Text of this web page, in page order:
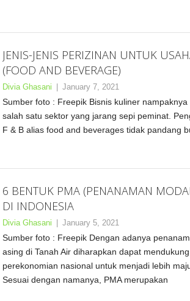
JENIS-JENIS PERIZINAN UNTUK
(FOOD AND BEVERAGE)
Divia Ghasani January 7, 2021
Sumber foto : Freepik Bisnis kuliner nampaknya
salah satu sektor yang jarang sepi peminat.
F & B alias food and beverages tidak pandang
6 BENTUK PMA (PENANAMAN
DI INDONESIA
Divia Ghasani January 5, 2021
Sumber foto : Freepik Dengan adanya
asing di Tanah Air diharapkan dapat mendukung
perekonomian nasional untuk menjadi lebih
Sesuai dengan namanya, PMA merupakan